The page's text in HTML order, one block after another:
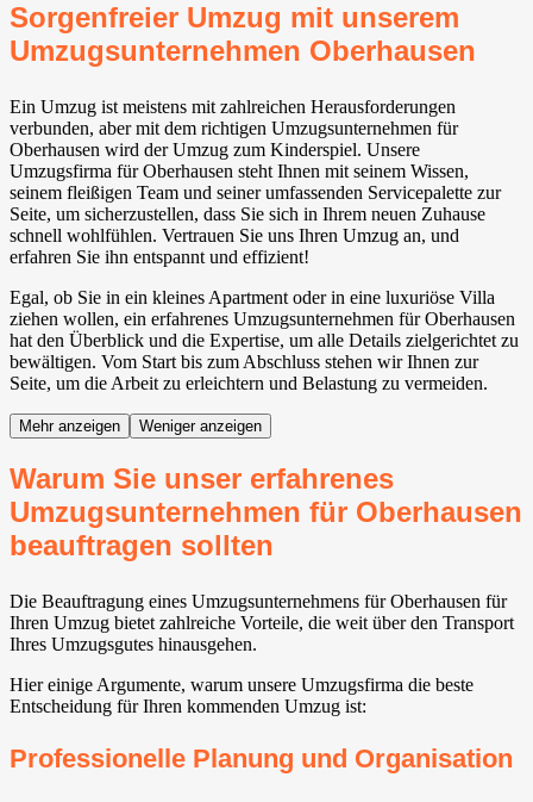
Sorgenfreier Umzug mit unserem
Umzugsunternehmen Oberhausen
Ein Umzug ist meistens mit zahlreichen Herausforderungen
verbunden, aber mit dem richtigen Umzugsunternehmen für
Oberhausen wird der Umzug zum Kinderspiel. Unsere
Umzugsfirma für Oberhausen steht Ihnen mit seinem Wissen,
seinem fleißigen Team und seiner umfassenden Servicepalette zur
Seite, um sicherzustellen, dass Sie sich in Ihrem neuen Zuhause
schnell wohlfühlen. Vertrauen Sie uns Ihren Umzug an, und
erfahren Sie ihn entspannt und effizient!
Egal, ob Sie in ein kleines Apartment oder in eine luxuriöse Villa
ziehen wollen, ein erfahrenes Umzugsunternehmen für Oberhausen
hat den Überblick und die Expertise, um alle Details zielgerichtet zu
bewältigen. Vom Start bis zum Abschluss stehen wir Ihnen zur
Seite, um die Arbeit zu erleichtern und Belastung zu vermeiden.
Mehr anzeigen Weniger anzeigen
Warum Sie unser erfahrenes
Umzugsunternehmen für Oberhausen
beauftragen sollten
Die Beauftragung eines Umzugsunternehmens für Oberhausen für
Ihren Umzug bietet zahlreiche Vorteile, die weit über den Transport
Ihres Umzugsgutes hinausgehen.
Hier einige Argumente, warum unsere Umzugsfirma die beste
Entscheidung für Ihren kommenden Umzug ist:
Professionelle Planung und Organisation